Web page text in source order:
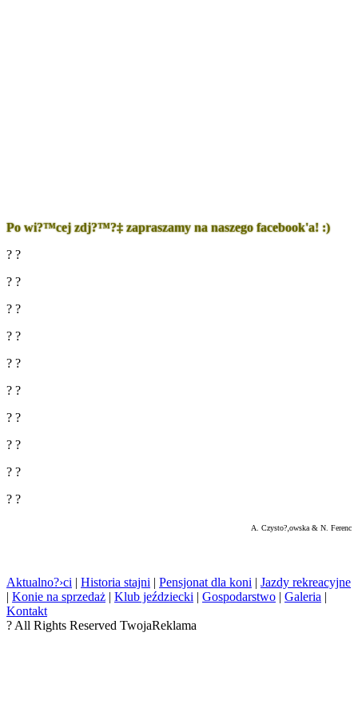
Po wi?™cej zdj?™?‡ zapraszamy na naszego facebook'a! :)
? ?
? ?
? ?
? ?
? ?
? ?
? ?
? ?
? ?
? ?
A. Czysto?‚owska & N. Ferenc
Aktualno?›ci | Historia stajni | Pensjonat dla koni | Jazdy rekreacyjne
| Konie na sprzedaż | Klub jeździecki | Gospodarstwo | Galeria |
Kontakt
? All Rights Reserved TwojaReklama